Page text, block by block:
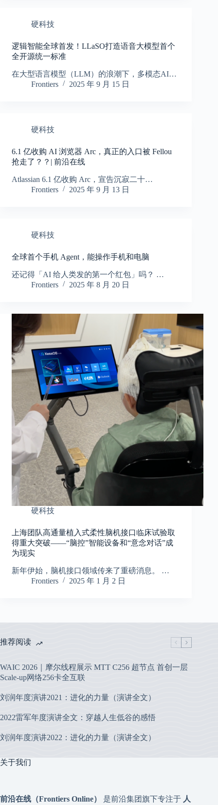
硬科技
逻辑智能全球首发！LLaSO打造语音大模型首个
全开源统一标准
在大型语言模型（LLM）的浪潮下，多模态AI…
Frontiers
2025 年 9 月 15 日
硬科技
6.1 亿收购 AI 浏览器 Arc，真正的入口被 Fellou
抢走了？？| 前沿在线
Atlassian 6.1 亿收购 Arc，宣告沉寂二十…
Frontiers
2025 年 9 月 13 日
硬科技
全球首个手机 Agent，能操作手机和电脑
还记得「AI 给人类发的第一个红包」吗？ …
Frontiers
2025 年 8 月 20 日
硬科技
上海团队高通量植入式柔性脑机接口临床试验取
得重大突破——“脑控”智能设备和“意念对话”成
为现实
新年伊始，脑机接口领域传来了重磅消息。 …
Frontiers
2025 年 1 月 2 日
推荐阅读
WAIC 2026｜摩尔线程展示 MTT C256 超节点 首创一层
Scale-up网络256卡全互联
刘润年度演讲2021：进化的力量（演讲全文）
2022雷军年度演讲全文：穿越人生低谷的感悟
刘润年度演讲2022：进化的力量（演讲全文）
关于我们
前沿在线（Frontiers Online） 是前沿集团旗下专注于 人